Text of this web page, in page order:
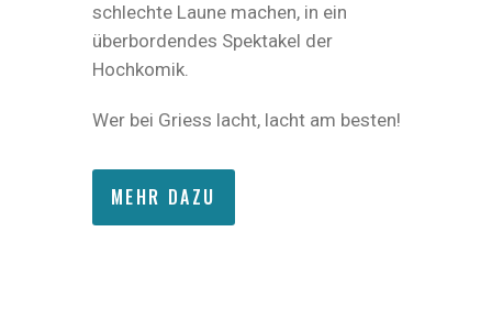
schlechte Laune machen, in ein
überbordendes Spektakel der
Hochkomik.
Wer bei Griess lacht, lacht am besten!
MEHR DAZU